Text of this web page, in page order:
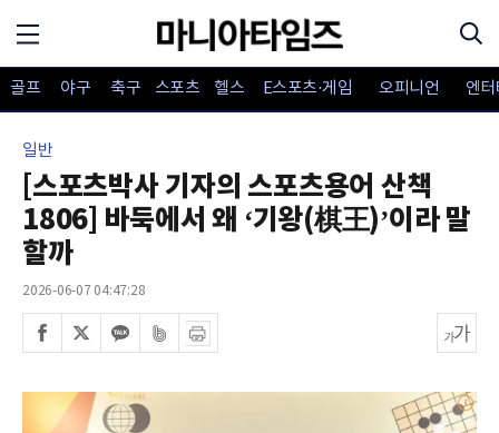
골프 야구 축구 스포츠 헬스 E스포츠·게임 오피니언 엔
일반
[스포츠박사 기자의 스포츠용어 산책
1806] 바둑에서 왜 ‘기왕(棋王)’이라 말
할까
2026-06-07 04:47:28